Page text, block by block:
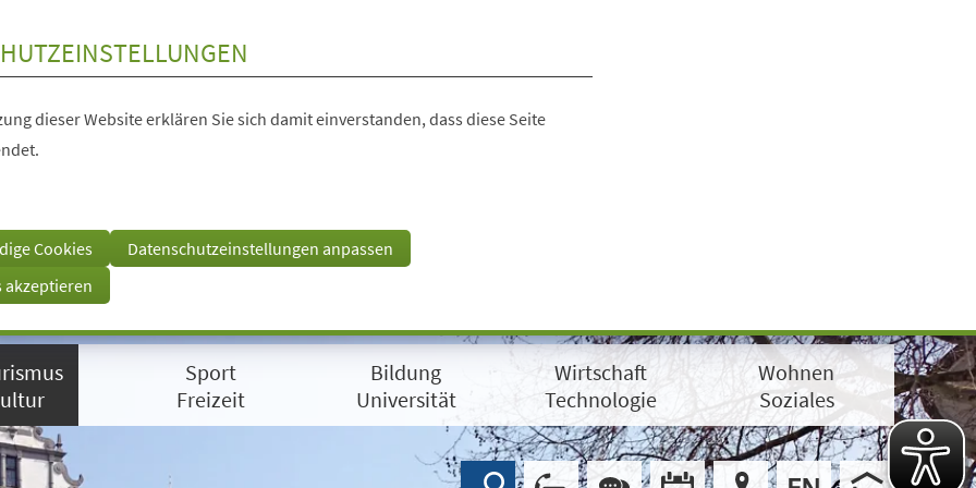
dieser Website erklären Sie sich damit einverstanden, dass diese Seite
Cookies
Datenschutzeinstellungen anpassen
akzeptieren
Sport
Freizeit
Bildung
Universität
Wirtschaft
Technologie
Wohnen
Soziales